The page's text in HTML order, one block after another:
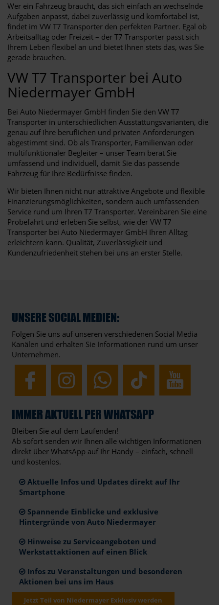
Wer ein Fahrzeug braucht, das sich einfach an wechselnde
Aufgaben anpasst, dabei zuverlässig und komfortabel ist,
findet im VW T7 Transporter den perfekten Partner. Egal ob
Arbeitsalltag oder Freizeit – der T7 Transporter passt sich
Ihrem Leben flexibel an und bietet Ihnen stets das, was Sie
gerade brauchen.
VW T7 Transporter bei Auto
Niedermayer GmbH
Bei Auto Niedermayer GmbH finden Sie den VW T7
Transporter in unterschiedlichen Ausstattungsvarianten, die
genau auf Ihre beruflichen und privaten Anforderungen
abgestimmt sind. Ob als Transporter, Familienvan oder
multifunktionaler Begleiter – unser Team berät Sie
umfassend und individuell, damit Sie das passende
Fahrzeug für Ihre Bedürfnisse finden.
Wir bieten Ihnen nicht nur attraktive Angebote und flexible
Finanzierungsmöglichkeiten, sondern auch umfassenden
Service rund um Ihren T7 Transporter. Vereinbaren Sie eine
Probefahrt und erleben Sie selbst, wie der VW T7
Transporter bei Auto Niedermayer GmbH Ihren Alltag
erleichtern kann. Qualität, Zuverlässigkeit und
Kundenzufriedenheit stehen bei uns an erster Stelle.
UNSERE SOCIAL MEDIEN:
Folgen Sie uns auf unseren verschiedenen Social Media
Kanälen und erhalten Sie Informationen rund um unser
Unternehmen.
IMMER AKTUELL PER WHATSAPP
Bleiben Sie auf dem Laufenden!
Ab sofort senden wir Ihnen alle wichtigen Informationen
direkt über WhatsApp auf Ihr Handy – einfach, schnell
und kostenlos.
Aktuelle Infos und Updates direkt auf Ihr
Smartphone
Spannende Einblicke und exklusive
Hintergründe von Auto Niedermayer
Hinweise zu Serviceangeboten und
Werkstattaktionen auf einen Blick
Infos zu Veranstaltungen und besonderen
Aktionen bei uns im Haus
Jetzt Teil von Niedermayer Exklusiv werden